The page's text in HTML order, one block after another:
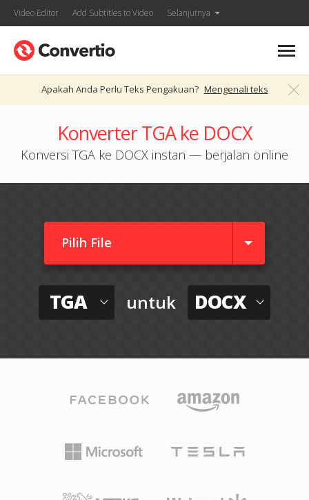
Video Editor Add Subtitles to Video Selanjutnya
Apakah Anda Perlu Teks Pengakuan? Mengenali teks
Konverter TGA ke DOCX
Konversi TGA ke DOCX instan — berjalan online
Pilih File
TGA untuk DOCX